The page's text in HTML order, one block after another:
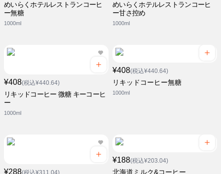
めいらくホテルレストランコーヒ
ー無糖
1000ml
めいらくホテルレストランコーヒ
ー甘さ控め
1000ml
¥408(税込¥440.64)
リキッドコーヒー 微糖 キーコーヒ
ー
1000ml
¥408(税込¥440.64)
リキッドコーヒー無糖
1000ml
¥288(税込¥311.04)
¥188(税込¥203.04)
北海道ミルク&コーヒー